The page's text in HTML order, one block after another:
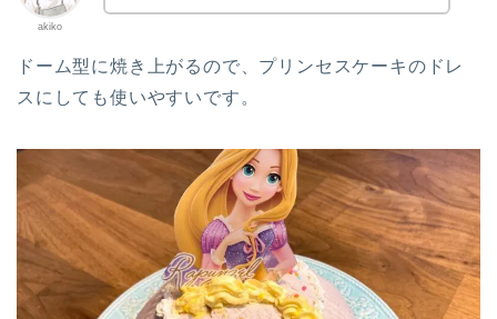
akiko
ドーム型に焼き上がるので、プリンセスケーキのドレ
スにしても使いやすいです。